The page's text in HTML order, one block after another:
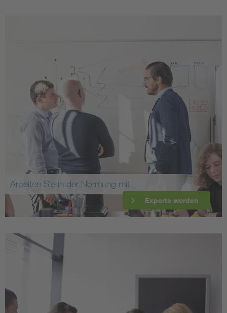
Arbeiten Sie in der Normung mit
Experte werden